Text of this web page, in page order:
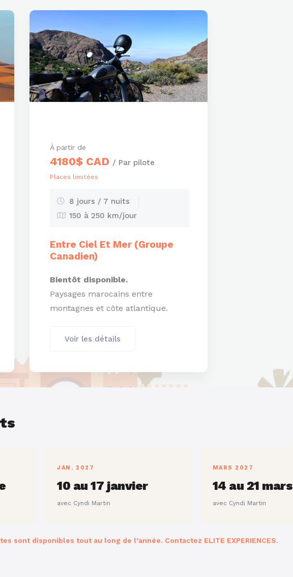
À partir de
4180$ CAD / Par pilote
Places limitées
8 jours / 7 nuits
150 à 250 km/jour
Entre Ciel Et Mer (Groupe
Canadien)
Bientôt disponible.
Paysages marocains entre
montagnes et côte atlantique.
Voir les détails
JAN. 2027
10 au 17 janvier
avec Cyndi Martin
MARS 2027
14 au 21 mars
avec Cyndi Martin
sont disponibles tout au long de l’année. Contactez ELITE EXPERIENCES.